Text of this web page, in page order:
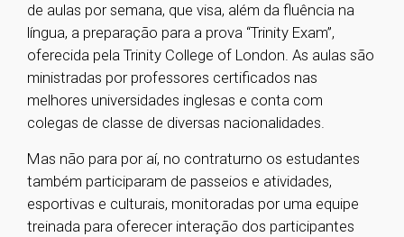
de aulas por semana, que visa, além da fluência na
língua, a preparação para a prova “Trinity Exam”,
oferecida pela Trinity College of London. As aulas são
ministradas por professores certificados nas
melhores universidades inglesas e conta com
colegas de classe de diversas nacionalidades.
Mas não para por aí, no contraturno os estudantes
também participaram de passeios e atividades,
esportivas e culturais, monitoradas por uma equipe
treinada para oferecer interação dos participantes